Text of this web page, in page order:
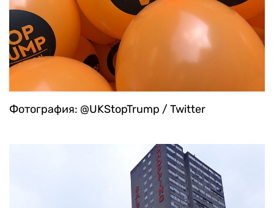
Фотография: @UKStopTrump / Twitter